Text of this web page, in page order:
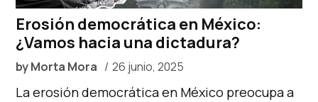
Erosión democrática en México:
¿Vamos hacia una dictadura?
byMorta Mora 26 junio, 2025
La erosión democrática en México preocupa a